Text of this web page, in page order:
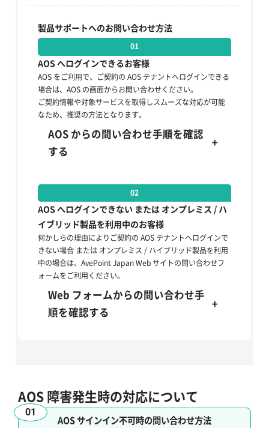
製品サポートへのお問い合わせ方法
01
AOS へログインできるお客様
AOS をご利用で、ご契約の AOS テナントへログインできる
場合は、AOS の画面からお問い合わせください。
ご契約情報や対象サービスを取得しスムーズな対応が可能
なため、推奨の方法となります。
AOS からの問い合わせ手順を確認
する
+
02
AOS へログインできない または オンプレミス / ハ
イブリッド製品を利用中のお客様
何かしらの理由によりご契約の AOS テナントへログインで
きない場合 または オンプレミス / ハイブリッド製品を利用
中の場合は、AvePoint Japan Web サイトの問い合わせフ
ォームをご利用ください。
Web フォームからの問い合わせ手
順を確認する
+
AOS 障害発生時の対応について
01
AOS サインイン不可時の問い合わせ方法